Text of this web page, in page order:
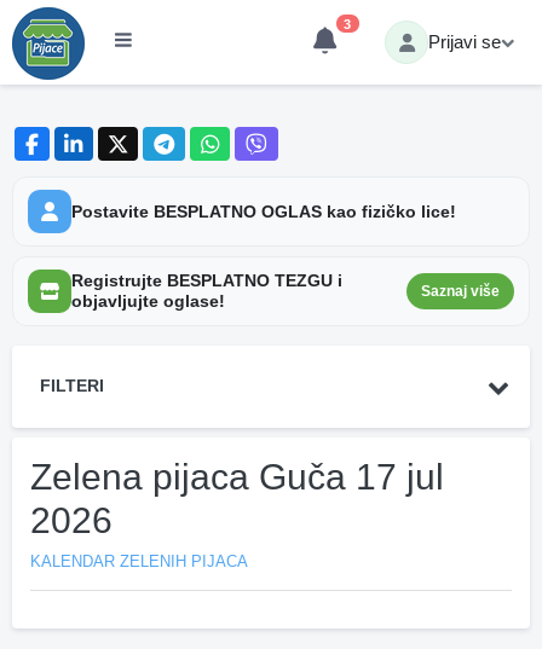
3
Prijavi se
Postavite BESPLATNO OGLAS kao fizičko lice!
Registrujte BESPLATNO TEZGU i
objavljujte oglase!
Saznaj više
FILTERI
Zelena pijaca Guča 17 jul
2026
KALENDAR ZELENIH PIJACA